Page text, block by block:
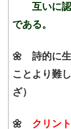
互いに認
である。
🌼 詩的に生
ことより難
ざ）
🌼 クリン